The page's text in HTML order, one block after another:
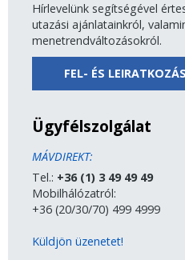
Hírlevelünk segítségével
utazási ajánlatainkról,
menetrendváltozásokról.
FEL- ÉS LEIRATKOZÁS
Ügyfélszolgálat
MÁVDIREKT:
Tel.: +36 (1) 3 49 49 49
Mobilhálózatról:
+36 (20/30/70) 499 4999
Küldjön üzenetet!